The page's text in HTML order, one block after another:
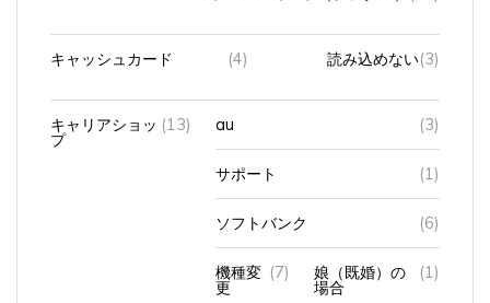
キャッシュカード (4) 読み込めない (3)
キャリアショッ
プ
(13) (3)
サポート (1)
ソフトバンク (6)
機種変
更
(7) 娘（既婚）の
場合
(1)